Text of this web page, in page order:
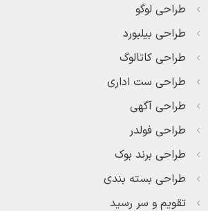
طراحی لوگو
طراحی بیلبورد
طراحی کاتالوگ
طراحی ست اداری
طراحی آگهی
طراحی فولدر
طراحی برند بوک
طراحی بسته بندی
تقویم و سر رسید